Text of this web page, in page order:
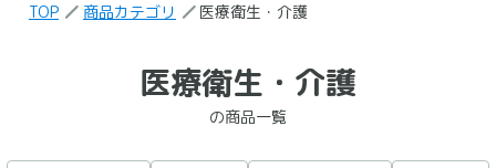
TOP 商品カテゴリ 医療衛生・介護
「医療衛生・介護」
の商品一覧医療衛生・介護
の商品一覧